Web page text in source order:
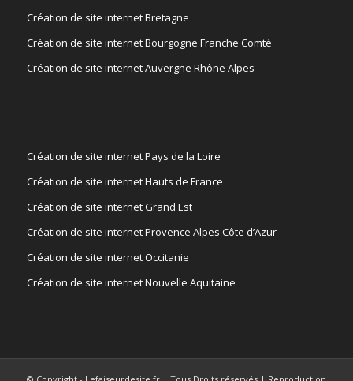
Création de site internet Bretagne
Création de site internet Bourgogne Franche Comté
Création de site internet Auvergne Rhône Alpes
Création de site internet Pays de la Loire
Création de site internet Hauts de France
Création de site internet Grand Est
Création de site internet Provence Alpes Côte d’Azur
Création de site internet Occitanie
Création de site internet Nouvelle Aquitaine